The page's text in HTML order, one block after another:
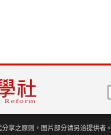
享之原则，图片部分请另洽提供者。